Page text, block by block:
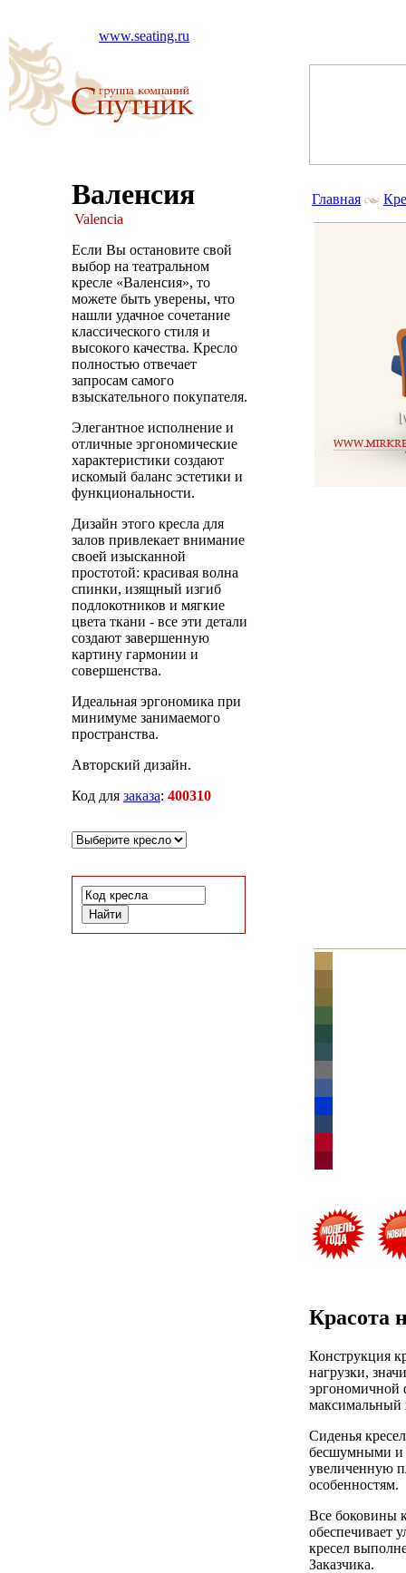
www.seating.ru
Валенсия
Valencia
Если Вы остановите свой
выбор на театральном
кресле «Валенсия», то
можете быть уверены, что
нашли удачное сочетание
классического стиля и
высокого качества. Кресло
полностью отвечает
запросам самого
взыскательного покупателя.
Элегантное исполнение и
отличные эргономические
характеристики создают
искомый баланс эстетики и
функциональности.
Дизайн этого кресла для
залов привлекает внимание
своей изысканной
простотой: красивая волна
спинки, изящный изгиб
подлокотников и мягкие
цвета ткани - все эти детали
создают завершенную
картину гармонии и
совершенства.
Идеальная эргономика при
минимуме занимаемого
пространства.
Авторский дизайн.
Код для заказа: 400310
Главная
Красота
Конструкция
нагрузки,
эргономичной
максимальный
Сиденья
бесшумными и
увеличенную
особенностям.
Все боковины
обеспечивает
кресел
Заказчика.